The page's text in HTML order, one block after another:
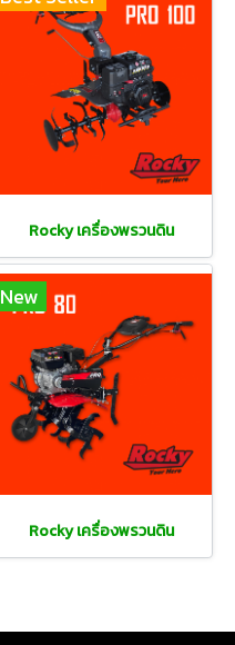
Rocky เครื่องพรวนดิน
New
Rocky เครื่องพรวนดิน